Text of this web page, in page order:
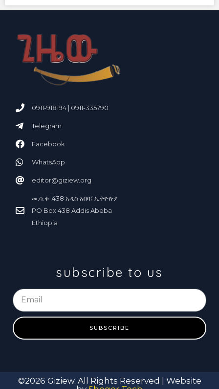
0911-918194 | 0911-335790
Telegram
Facebook
WhatsApp
editor@giziew.org
መ.ሳ.ቁ .438 አዲስ አበባ፤ ኢትዮጵያ
PO Box 438 Addis Abeba
Ethiopia
subscribe to us
SUBSCRIBE
©2026 Giziew. All Rights Reserved | Website